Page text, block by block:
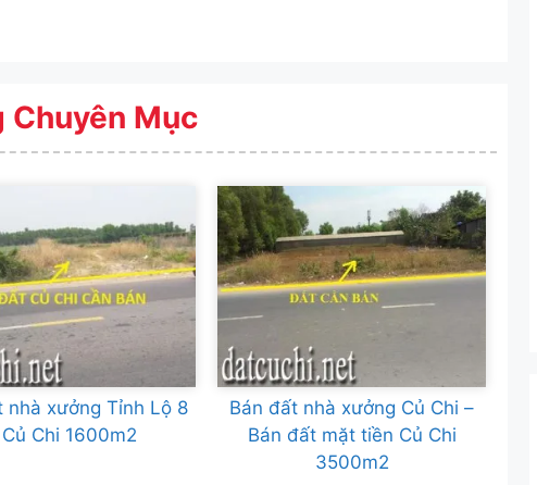
Chuyên Mục
nhà xưởng Tỉnh Lộ 8
Chi 1600m2
Bán đất nhà xưởng Củ Chi –
Bán đất mặt tiền Củ Chi
3500m2